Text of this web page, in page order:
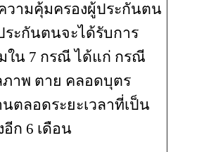
มคุ้มครองผู้ประกันตน
ระกันตนจะได้รับการ
ใน 7 กรณี ได้แก่ กรณี
าพ ตาย คลอดบุตร
ตลอดระยะเวลาที่เป็น
ก 6 เดือน